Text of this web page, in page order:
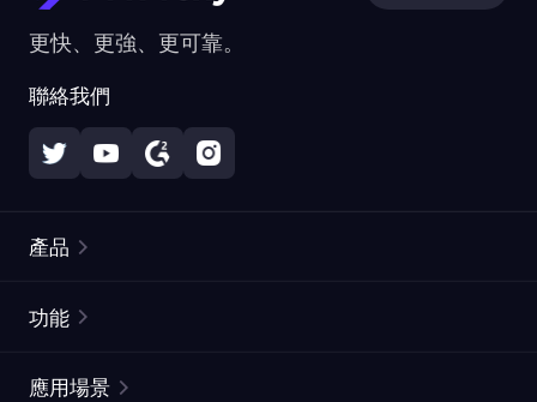
更快、更強、更可靠。
聯絡我們
產品
靜態住宅代理
功能
應用場景